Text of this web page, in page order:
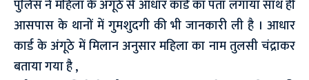
पुलिस ने महिला के अंगूठे से आधार कार्ड का पता लगाया साथ ही
आसपास के थानों में गुमशुदगी की भी जानकारी ली है । आधार
कार्ड के अंगूठे में मिलान अनुसार महिला का नाम तुलसी चंद्राकर
बताया गया है ,